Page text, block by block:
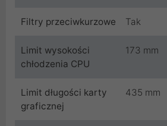
Filtry przeciwkurzowe Tak
Limit wysokości
chłodzenia CPU
173 mm
Limit długości karty
graficznej
435 mm